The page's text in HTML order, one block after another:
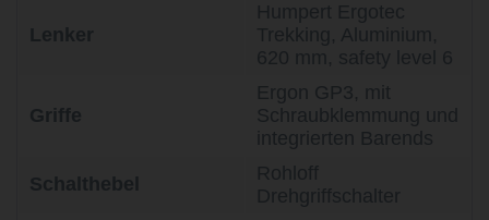
Griffe
Ergon GP3, mit
Schraubklemmung und
integrierten Barends